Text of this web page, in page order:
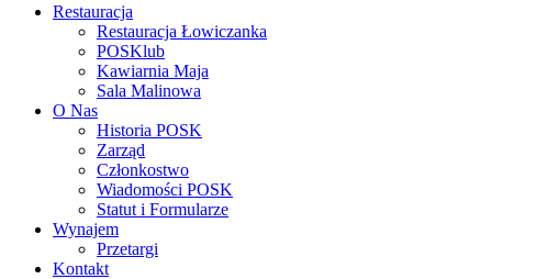
Restauracja
Restauracja Łowiczanka
POSKlub
Kawiarnia Maja
Sala Malinowa
O Nas
Historia POSK
Zarząd
Członkostwo
Wiadomości POSK
Statut i Formularze
Wynajem
Przetargi
Kontakt